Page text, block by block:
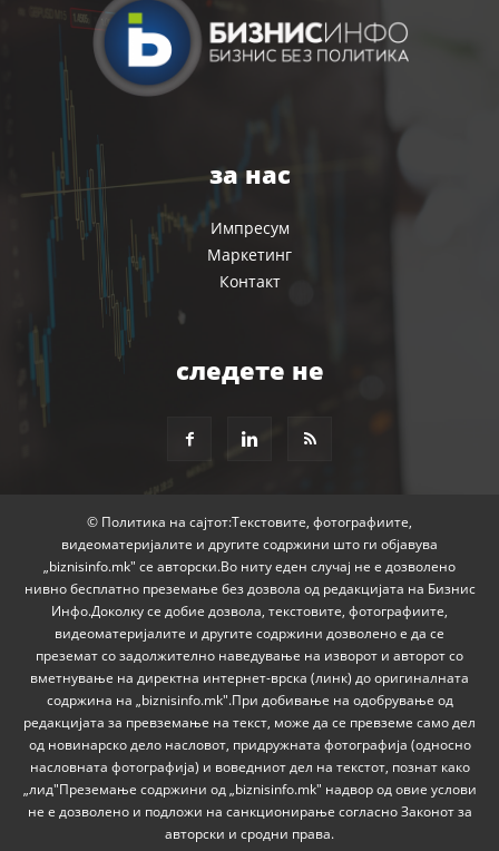
за нас
Импресум
Маркетинг
Контакт
следете не
© Политика на сајтот:Текстовите, фотографиите,
видеоматеријалите и другите содржини што ги објавува
„biznisinfo.mk" се авторски.Во ниту еден случај не е дозволено
нивно бесплатно преземање без дозвола од редакцијата на Бизнис
Инфо.Доколку се добие дозвола, текстовите, фотографиите,
видеоматеријалите и другите содржини дозволено е да се
преземат со задолжително наведување на изворот и авторот со
вметнување на директна интернет-врска (линк) до оригиналната
содржина на „biznisinfo.mk".При добивање на одобрување од
редакцијата за превземање на текст, може да се превземе само дел
од новинарско дело насловот, придружната фотографија (односно
насловната фотографија) и воведниот дел на текстот, познат како
„лид"Преземање содржини од „biznisinfo.mk" надвор од овие услови
не е дозволено и подложи на санкционирање согласно Законот за
авторски и сродни права.